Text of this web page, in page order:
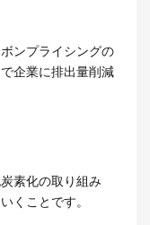
ンプライシングの
企業に排出量削減
素化の取り組み
くことです。